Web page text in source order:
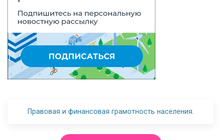
Правовая и финансовая грамотность населения.